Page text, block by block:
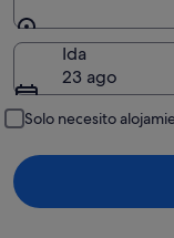
Destino
Ida
23 ago
Solo necesito